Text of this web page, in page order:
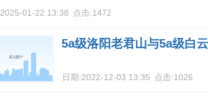
2025-01-22 13:38 点击:1472
5a级洛阳老君山与5a级白
日期:2022-12-03 13:35 点击:1026